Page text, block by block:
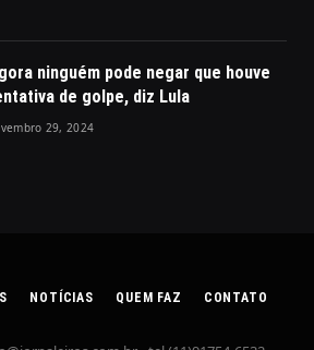
ninguém pode negar que houve
de golpe, diz Lula
29, 2024
NOTÍCIAS QUEM FAZ CONTATO